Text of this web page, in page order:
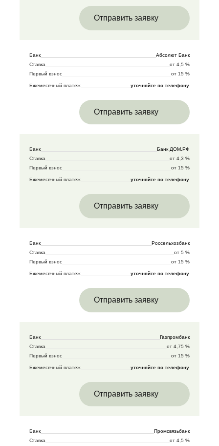
Отправить заявку
Банк
Абсолют Банк
Ставка
от 4,5 %
Первый взнос
от 15 %
Ежемесячный платеж уточняйте по телефону
Отправить заявку
Банк
Банк ДОМ.РФ
Ставка
от 4,3 %
Первый взнос
от 15 %
Ежемесячный платеж уточняйте по телефону
Отправить заявку
Банк
Россельхозбанк
Ставка
от 5 %
Первый взнос
от 15 %
Ежемесячный платеж уточняйте по телефону
Отправить заявку
Банк
Газпромбанк
Ставка
от 4,75 %
Первый взнос
от 15 %
Ежемесячный платеж уточняйте по телефону
Отправить заявку
Банк
Промсвязьбанк
Ставка
от 4,5 %